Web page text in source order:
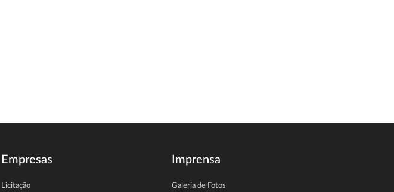
Empresas
Licitação
Imprensa
Galeria de Fotos